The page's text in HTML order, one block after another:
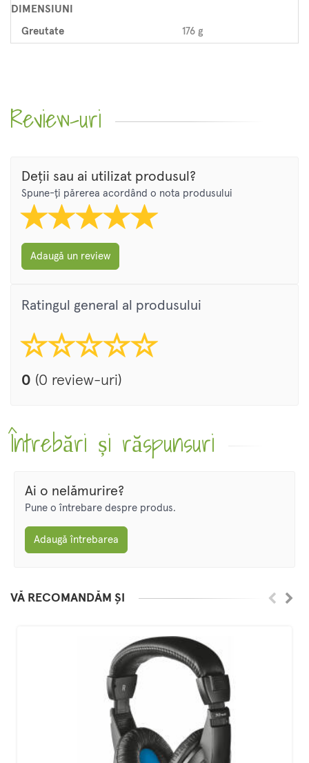
DIMENSIUNI
Greutate 176 g
Review-uri
Deții sau ai utilizat produsul?
Spune-ți părerea acordând o nota produsului
Adaugă un review
Ratingul general al produsului
0 (0 review-uri)
Întrebări și răspunsuri
Ai o nelămurire?
Pune o întrebare despre produs.
Adaugă întrebarea
VĂ RECOMANDĂM ȘI